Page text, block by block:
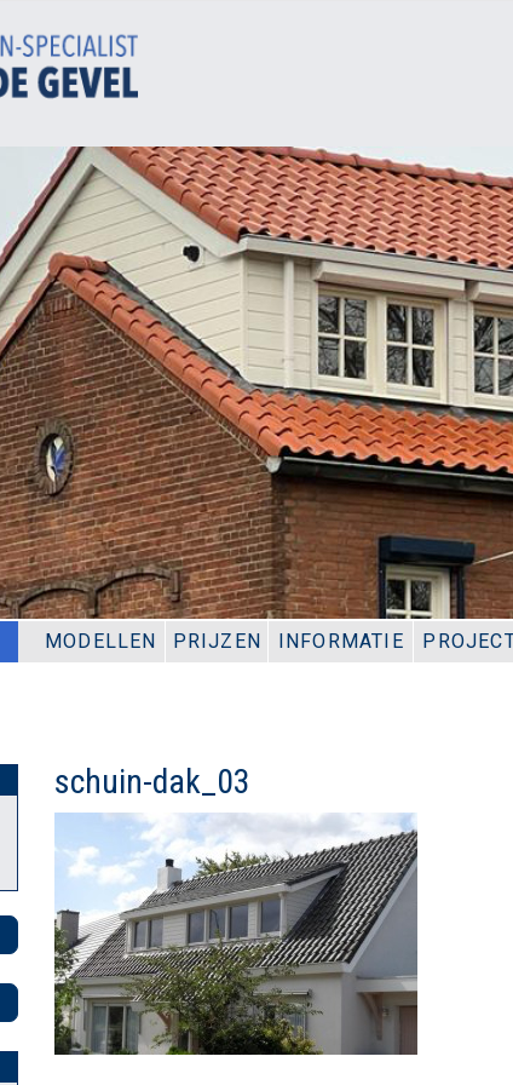
MODELLEN PRIJZEN INFORMATIE
schuin-dak_03